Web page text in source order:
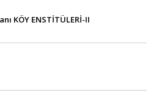
KÖY ENSTİTÜLERİ-II